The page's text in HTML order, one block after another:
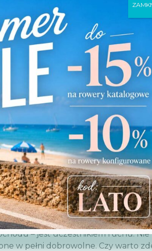
i męskie – różnice
damskie, ich odróżnienie od
a dla osób niezaznajomionych
rowerami miejskimi damskimi a
miejskie damskie i męskie […]
– czym jest i co
– jest uczestnikiem ruchu.
w pełni dobrowolne. Czy warto